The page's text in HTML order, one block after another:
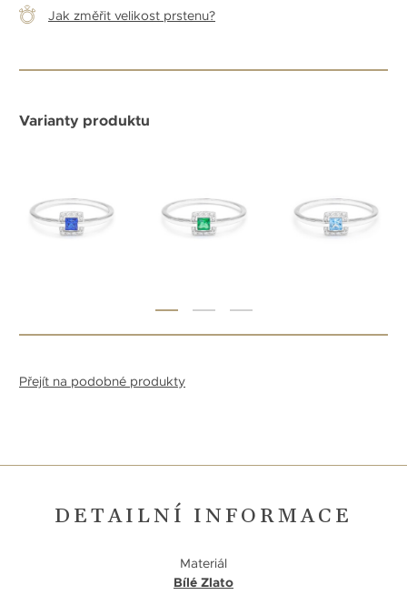
Jak změřit velikost prstenu?
Varianty produktu
Přejít na podobné produkty
DETAILNÍ INFORMACE
Materiál
Bílé Zlato